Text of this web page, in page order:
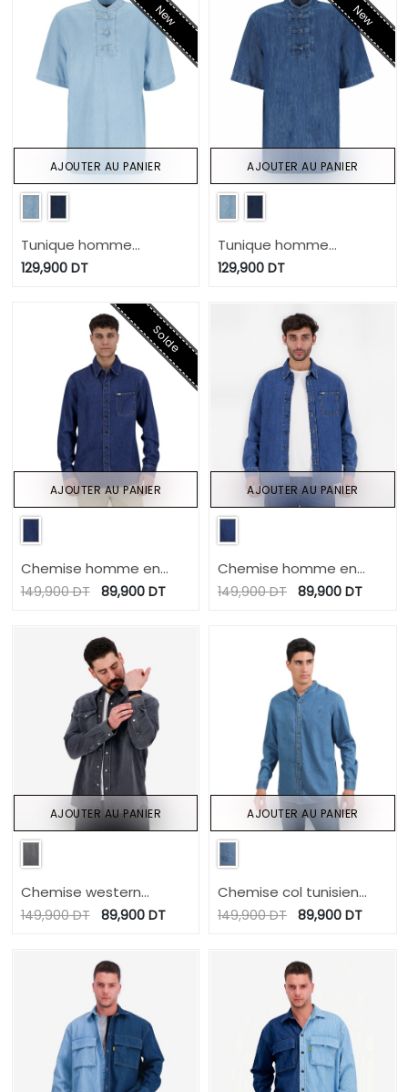
New
Tunique homme
manches courtes avec
129,900DT
AJOUTER AU PANIER
New
Tunique homme
manches courtes avec
129,900 DT
AJOUTER AU PANIER
Solde
Chemise homme en
jeans - TAJ
149,900DT 89,900DT
AJOUTER AU PANIER
Chemise homme en
jeans - TAJ
149,900DT 89,900 DT
AJOUTER AU PANIER
Chemise western
homme en jeans -SHEMS
149,900DT 89,900DT
AJOUTER AU PANIER
Chemise col tunisien
homme en jeans -
149,900DT 89,900 DT
AJOUTER AU PANIER